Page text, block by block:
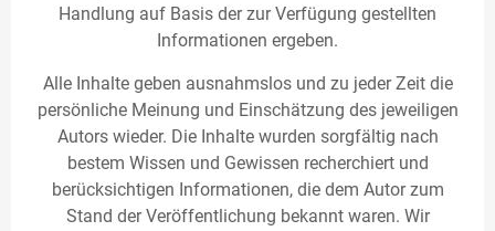
Handlung auf Basis der zur Verfügung gestellten
Informationen ergeben.
Alle Inhalte geben ausnahmslos und zu jeder Zeit die
persönliche Meinung und Einschätzung des jeweiligen
Autors wieder. Die Inhalte wurden sorgfältig nach
bestem Wissen und Gewissen recherchiert und
berücksichtigen Informationen, die dem Autor zum
Stand der Veröffentlichung bekannt waren. Wir